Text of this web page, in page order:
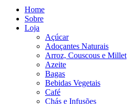
Home
Sobre
Loja
Açúcar
Adoçantes Naturais
Arroz, Couscous e Millet
Azeite
Bagas
Bebidas Vegetais
Café
Chás e Infusões